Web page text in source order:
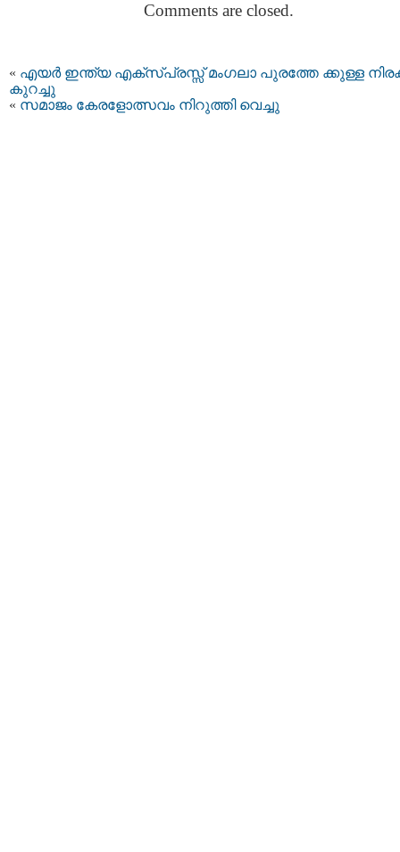
Comments are closed.
« എയര്‍ ഇന്ത്യ എക്സ്പ്രസ്സ് മംഗലാ പുരത്തേ ക്കുള്ള
കുറച്ചു
« സമാജം കേരളോത്സവം നിറുത്തി വെച്ചു